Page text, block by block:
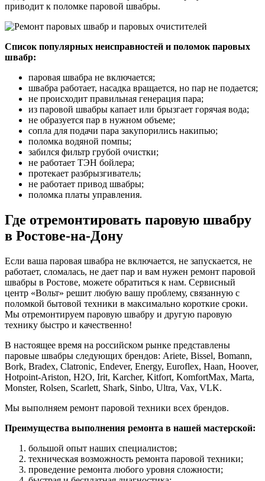
приводит к поломке паровой швабры.
Список популярных неисправностей и поломок паровых
швабр:
паровая швабра не включается;
швабра работает, насадка вращается, но пар не подается;
не происходит правильная генерация пара;
из паровой швабры капает или брызгает горячая вода;
не образуется пар в нужном объеме;
сопла для подачи пара закупорились накипью;
поломка водяной помпы;
забился фильтр грубой очистки;
не работает ТЭН бойлера;
протекает разбрызгиватель;
не работает привод швабры;
поломка платы управления.
Где отремонтировать паровую швабру
в Ростове-на-Дону
Если ваша паровая швабра не включается, не запускается, не
работает, сломалась, не дает пар и вам нужен ремонт паровой
швабры в Ростове, можете обратиться к нам. Сервисный
центр «Вольт» решит любую вашу проблему, связанную с
поломкой бытовой техники в максимально короткие сроки.
Мы отремонтируем паровую швабру и другую паровую
технику быстро и качественно!
В настоящее время на российском рынке представлены
паровые швабры следующих брендов: Ariete, Bissel, Bomann,
Bork, Bradex, Clatronic, Endever, Energy, Euroflex, Haan, Hoover,
Hotpoint-Ariston, H2O, Irit, Karcher, Kitfort, KomfortMax, Marta,
Monster, Rolsen, Scarlett, Shark, Sinbo, Ultra, Vax, VLK.
Мы выполняем ремонт паровой техники всех брендов.
Преимущества выполнения ремонта в нашей мастерской:
большой опыт наших специалистов;
техническая возможность ремонта паровой техники;
проведение ремонта любого уровня сложности;